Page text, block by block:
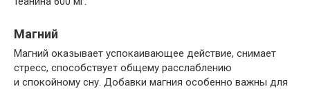
Магний
Магний оказывает успокаивающее действие, снимает
стресс, способствует общему расслаблению
и спокойному сну. Добавки магния особенно важны для